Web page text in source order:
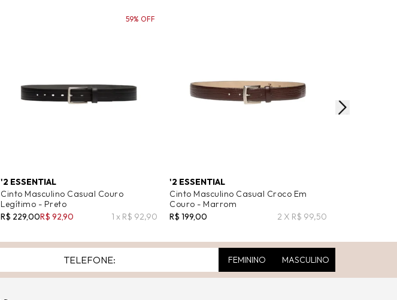
'2 ESSENTIAL
Cinto Masculino Casual Couro
Legítimo - Preto
R$ 229,00R$ 92,90 1 x R$ 92,90
59% OFF
'2 ESSENTIAL
Cinto Masculino Casual Croco Em
Couro - Marrom
R$ 199,00
2 X R$ 99,50
FEMININO MASCULINO